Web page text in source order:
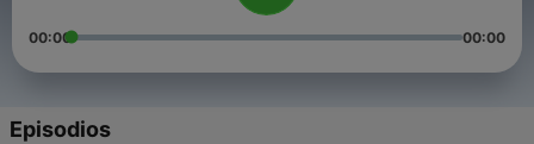
00:00 00:00
Episodios